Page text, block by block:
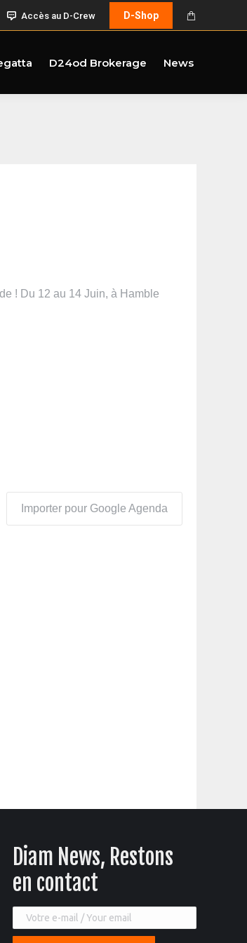
Accès au D-Crew D-Shop
D24od Brokerage News
! Du 12 au 14 Juin, à Hamble
Importer pour Google Agenda
Diam News, Restons
en contact